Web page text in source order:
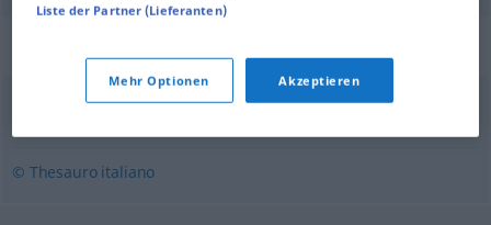
© Thesauro italiano
Liste der Partner (Lieferanten)
Mehr Optionen Akzeptieren